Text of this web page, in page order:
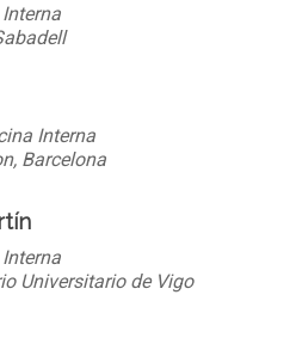
Interna
Barcelona
Universitario de Vigo